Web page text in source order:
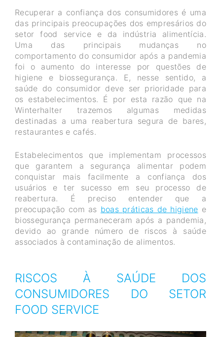
Recuperar a confiança dos consumidores é uma
das principais preocupações dos empresários do
setor food service e da indústria alimentícia.
Uma das principais mudanças no
comportamento do consumidor após a pandemia
foi o aumento do interesse por questões de
higiene e biossegurança. E, nesse sentido, a
saúde do consumidor deve ser prioridade para
os estabelecimentos. É por esta razão que na
Winterhalter trazemos algumas medidas
destinadas a uma reabertura segura de bares,
restaurantes e cafés.
Estabelecimentos que implementam processos
que garantem a segurança alimentar podem
conquistar mais facilmente a confiança dos
usuários e ter sucesso em seu processo de
reabertura. É preciso entender que a
preocupação com as boas práticas de higiene e
biossegurança permaneceram após a pandemia,
devido ao grande número de riscos à saúde
associados à contaminação de alimentos.
RISCOS À SAÚDE DOS
CONSUMIDORES DO SETOR
FOOD SERVICE